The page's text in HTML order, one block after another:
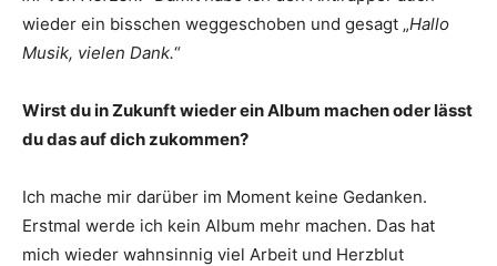
wieder ein bisschen weggeschoben und gesagt „Hallo
Musik, vielen Dank.“
Wirst du in Zukunft wieder ein Album machen oder lässt
du das auf dich zukommen?
Ich mache mir darüber im Moment keine Gedanken.
Erstmal werde ich kein Album mehr machen. Das hat
mich wieder wahnsinnig viel Arbeit und Herzblut